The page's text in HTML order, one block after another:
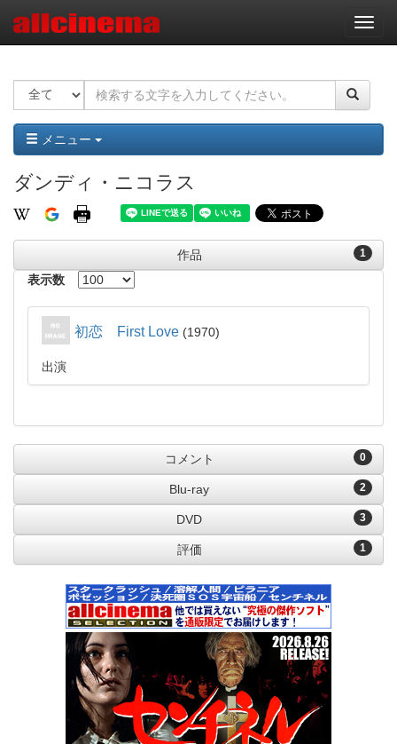
ナ
ビ
ー
ョ
ン
メニュー
ダンディ・ニコラス
1
作品
表示数
初恋 First Love 1970
出演
0
コメント
2
Blu-ray
3
DVD
1
評価